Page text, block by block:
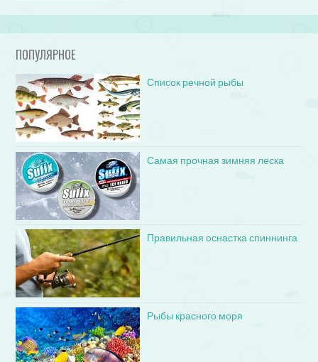
ПОПУЛЯРНОЕ
Список речной рыбы
Самая прочная зимняя леска
Правильная оснастка спиннинга
Рыбы красного моря